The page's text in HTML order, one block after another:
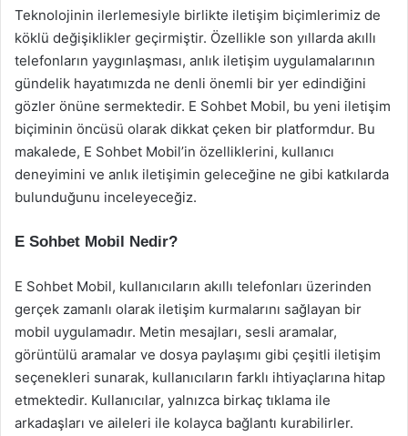
Teknolojinin ilerlemesiyle birlikte iletişim biçimlerimiz de
köklü değişiklikler geçirmiştir. Özellikle son yıllarda akıllı
telefonların yaygınlaşması, anlık iletişim uygulamalarının
gündelik hayatımızda ne denli önemli bir yer edindiğini
gözler önüne sermektedir. E Sohbet Mobil, bu yeni iletişim
biçiminin öncüsü olarak dikkat çeken bir platformdur. Bu
makalede, E Sohbet Mobil’in özelliklerini, kullanıcı
deneyimini ve anlık iletişimin geleceğine ne gibi katkılarda
bulunduğunu inceleyeceğiz.
E Sohbet Mobil Nedir?
E Sohbet Mobil, kullanıcıların akıllı telefonları üzerinden
gerçek zamanlı olarak iletişim kurmalarını sağlayan bir
mobil uygulamadır. Metin mesajları, sesli aramalar,
görüntülü aramalar ve dosya paylaşımı gibi çeşitli iletişim
seçenekleri sunarak, kullanıcıların farklı ihtiyaçlarına hitap
etmektedir. Kullanıcılar, yalnızca birkaç tıklama ile
arkadaşları ve aileleri ile kolayca bağlantı kurabilirler.